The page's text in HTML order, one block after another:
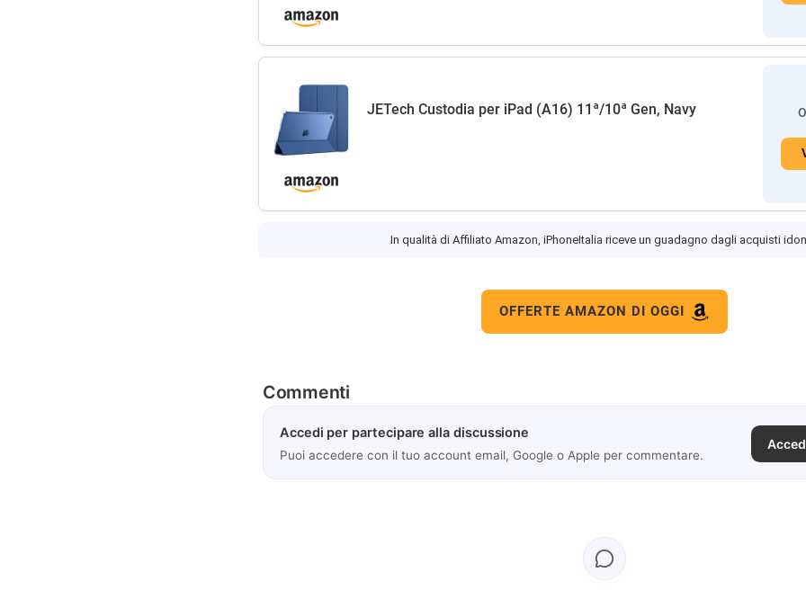
JETech Custodia per iPad (A16) 11ª/10ª Gen, Navy
In qualità di Affiliato Amazon, iPhoneItalia riceve un guadagno dagli acquisti
OFFERTE AMAZON DI OGGI
Commenti
Accedi per partecipare alla discussione
Puoi accedere con il tuo account email, Google o Apple per commentare.